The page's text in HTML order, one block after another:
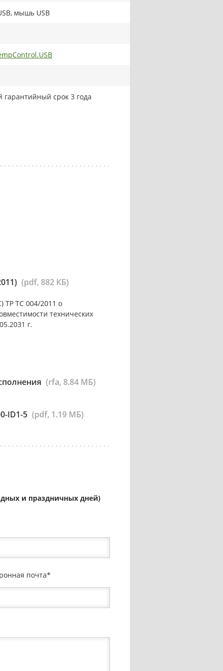
мышь USB
гарантийный срок 3 года
(pdf, 882 КБ)
ТР ТС 004/2011 о
технических
г.
(rfa, 8.84 МБ)
ID1-5 (pdf, 1.19 МБ)
и праздничных дней)
почта